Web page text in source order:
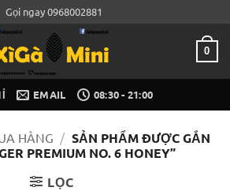
Gọi ngay 0968002881
0
EMAIL 08:30 - 21:00
HÀNG / SẢN PHẨM ĐƯỢC GẮN
PREMIUM NO. 6 HONEY”
LỌC